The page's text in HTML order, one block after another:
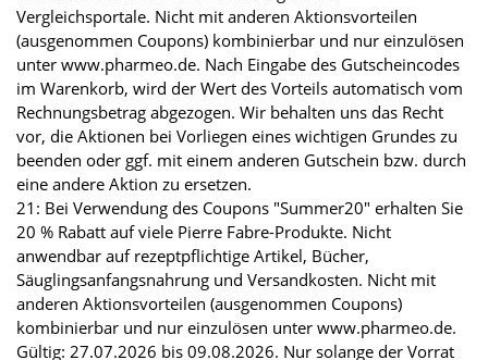
Vergleichsportale. Nicht mit anderen Aktionsvorteilen
(ausgenommen Coupons) kombinierbar und nur einzulösen
unter www.pharmeo.de. Nach Eingabe des Gutscheincodes
im Warenkorb, wird der Wert des Vorteils automatisch vom
Rechnungsbetrag abgezogen. Wir behalten uns das Recht
vor, die Aktionen bei Vorliegen eines wichtigen Grundes zu
beenden oder ggf. mit einem anderen Gutschein bzw. durch
eine andere Aktion zu ersetzen.
21: Bei Verwendung des Coupons "Summer20" erhalten Sie
20 % Rabatt auf viele Pierre Fabre-Produkte. Nicht
anwendbar auf rezeptpflichtige Artikel, Bücher,
Säuglingsanfangsnahrung und Versandkosten. Nicht mit
anderen Aktionsvorteilen (ausgenommen Coupons)
kombinierbar und nur einzulösen unter www.pharmeo.de.
Gültig: 27.07.2026 bis 09.08.2026. Nur solange der Vorrat